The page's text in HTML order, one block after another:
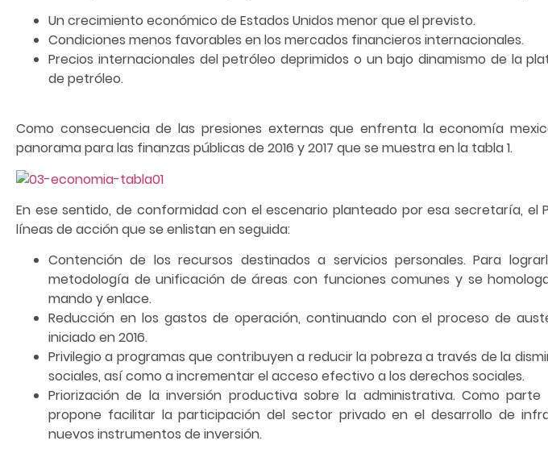
Un crecimiento económico de Estados Unidos menor que el previsto.
Condiciones menos favorables en los mercados financieros internacionales.
Precios internacionales del petróleo deprimidos o un bajo dinamismo de la
de petróleo.
Como consecuencia de las presiones externas que enfrenta la economía
panorama para las finanzas públicas de 2016 y 2017 que se muestra en la tabla 1.
En ese sentido, de conformidad con el escenario planteado por esa secretaría, el
líneas de acción que se enlistan en seguida:
Contención de los recursos destinados a servicios personales. Para
metodología de unificación de áreas con funciones comunes y se
mando y enlace.
Reducción en los gastos de operación, continuando con el proceso de
iniciado en 2016.
Privilegio a programas que contribuyen a reducir la pobreza a través de la
sociales, así como a incrementar el acceso efectivo a los derechos sociales.
Priorización de la inversión productiva sobre la administrativa. Como
propone facilitar la participación del sector privado en el desarrollo de
nuevos instrumentos de inversión.